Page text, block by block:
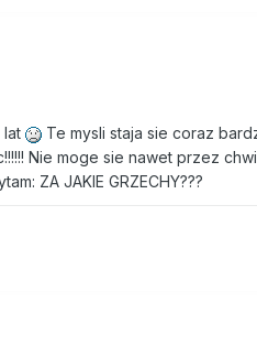
lat
Te mysli staja sie coraz
Nie moge sie nawet przez
ZA JAKIE GRZECHY???